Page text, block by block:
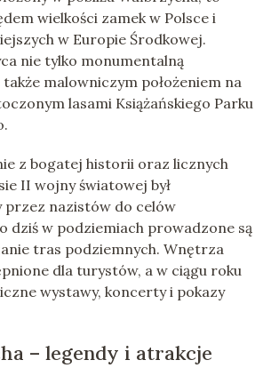
wielkości zamek w Polsce i
w Europie Środkowej.
nie tylko monumentalną
malowniczym położeniem na
lasami Książańskiego Parku
z bogatej historii oraz licznych
II wojny światowej był
przez nazistów do celów
dziś w podziemiach prowadzone są
tras podziemnych. Wnętrza
dla turystów, a w ciągu roku
wystawy, koncerty i pokazy
– legendy i atrakcje